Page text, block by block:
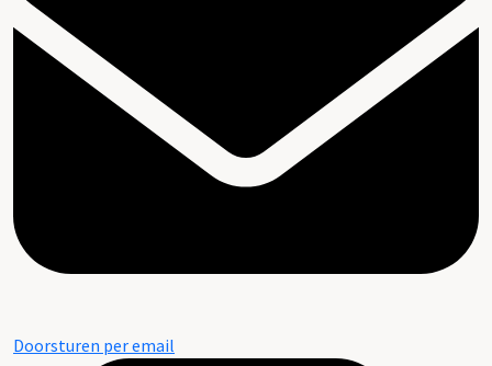
Doorsturen per email